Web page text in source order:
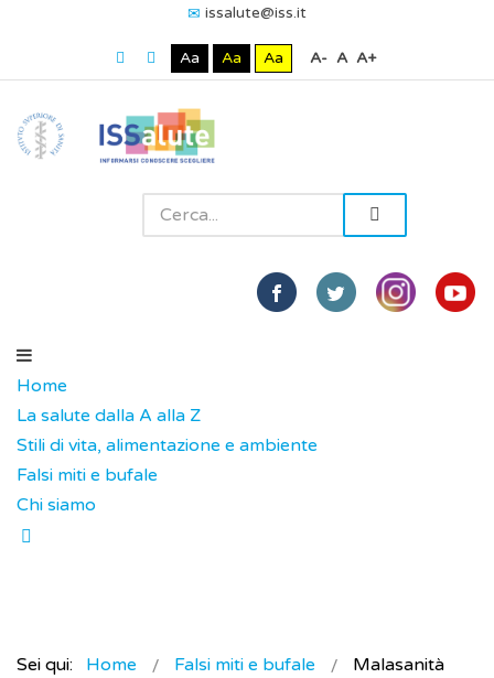
issalute@iss.it
Aa Aa Aa A- A A+
Home
La salute dalla A alla Z
Stili di vita, alimentazione e ambiente
Falsi miti e bufale
Chi siamo
Sei qui: Home Falsi miti e bufale Malasanità